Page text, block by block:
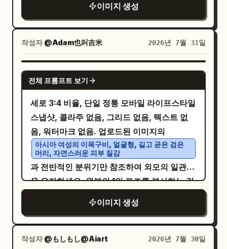
마에 부드럽게 입맞춤하고, 여성은 눈을 감고
미소 지음. [캐릭터 일관성 필수 요구 사항] 두
캐릭터는 패널 1부터 패널 4까지 얼굴, 헤어스
타일, 의상, 신체 비율이 정확히 동일하게 유지
되어야 함. 어긋남 금지. 남성: 짧은 머리, 온화
한 인상, 심플한 스웨터나 셔츠 착용. 여성: 중
착용. [스타일 및 질감] 깔끔한 손그림 애니메
이션 선화, 단색의 따뜻한 쌀색 + 연한 갈색 +
크림색, 단순한 그림자, 일본 라이프스타일 만
화나 힐링 일러스트 느낌. [텍스트 요구 사항]
말풍선 안의 중국어는 깨짐이나 변형 없이 정확
하고 명확해야 함. 피해야 할 것: 실사 사진, 3D
붕괴, 깨진 텍스트, 저렴한 스티커 느낌.
필터, 의도적인 구도, 촬영 기법이 배제된 매우
사실적인 스타일로, 육안으로 보는 듯한 실제
삶의 기록을 재현합니다. 시골 연꽃 연못가를
거니는 세 명의 젊은 여성.
왼쪽 여성은 연두색 개량 치파오 스커트를 착용. 중
앙 여성은 흰색 캐미솔과 청바지를 착용. 오른쪽 여
성은 연보라색 꽃무늬 원피스를 착용.
배경은 강남 지역 마을의 커다란 연꽃 연못, 나
무 판자 길, 작은 다리, 그리고 흰 벽의 농가입
니다. 자연광이 실제 삶을 기록하는 듯한 느낌
을 선사합니다.
이미지 생성
작성자@Adam也叫吉米 2026년 7월 31일
GPT IMAGE 2
전체 프롬프트 보기
세로 3:4 비율, 단일 정통 모바일 라이프스타일
스냅샷, 콜라주 없음, 그리드 없음, 텍스트 없
음, 워터마크 없음. 업로드된 이미지의
아시아 여성의 이목구비, 얼굴형, 길고 곧은 검은
머리, 자연스러운 피부 질감
과 전반적인 분위기만 참조하여 외모의 일관성
을 유지하세요. 원본의 1인 포즈를 복사하는 것
면을 재구성하세요. 조용하고 아늑한 디저트
가게의 창가 자리에 젊은 아시아 남녀가 앉아
있으며, 두 사람 모두 명확하게 보여야 합니다.
이미지 생성
작성자@もしもし@Aiart 2026년 7월 30일